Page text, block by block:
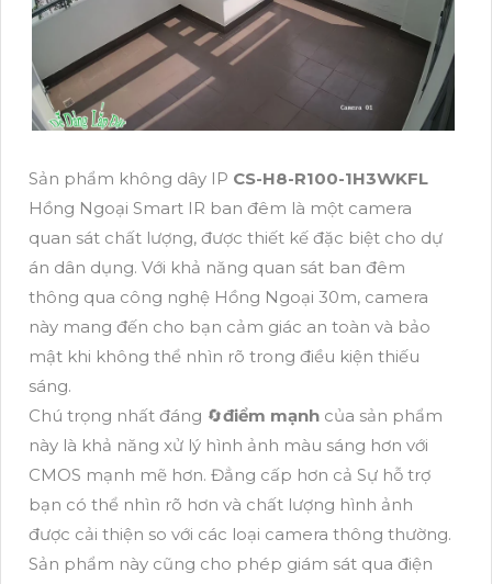
Sản phẩm không dây IP CS-H8-R100-1H3WKFL
Hồng Ngoại Smart IR ban đêm là một camera
quan sát chất lượng, được thiết kế đặc biệt cho dự
án dân dụng. Với khả năng quan sát ban đêm
thông qua công nghệ Hồng Ngoại 30m, camera
này mang đến cho bạn cảm giác an toàn và bảo
mật khi không thể nhìn rõ trong điều kiện thiếu
sáng.
Chú trọng nhất đáng 🔄điểm mạnh của sản phẩm
này là khả năng xử lý hình ảnh màu sáng hơn với
CMOS mạnh mẽ hơn. Đẳng cấp hơn cả Sự hỗ trợ
bạn có thể nhìn rõ hơn và chất lượng hình ảnh
được cải thiện so với các loại camera thông thường.
Sản phẩm này cũng cho phép giám sát qua điện